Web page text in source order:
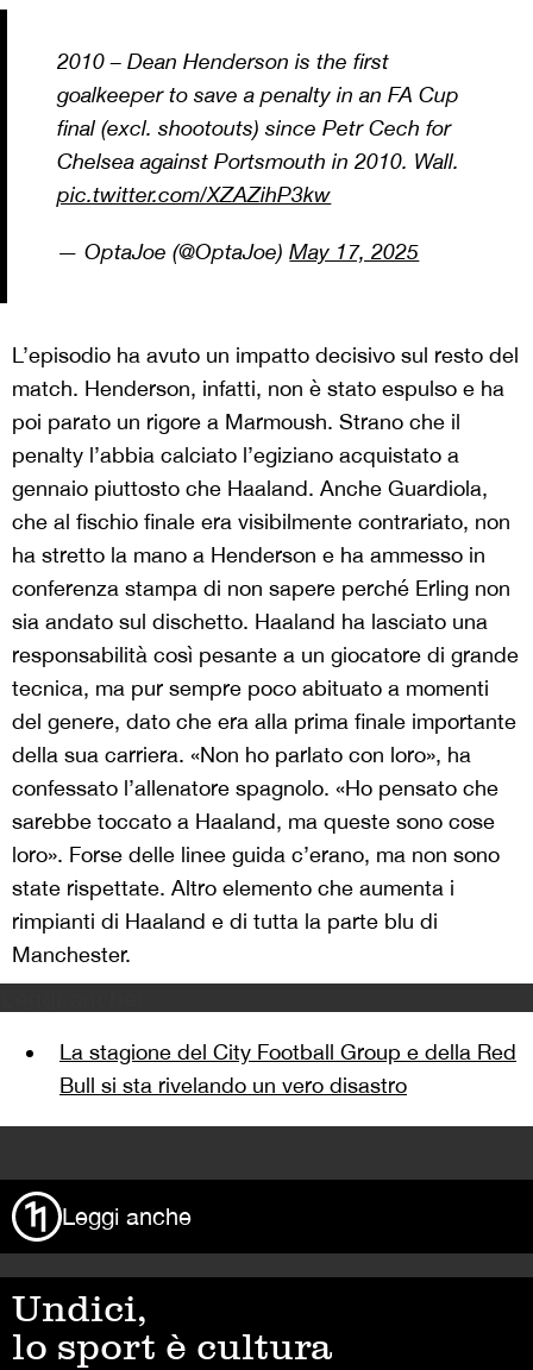
2010 – Dean Henderson is the first
goalkeeper to save a penalty in an FA Cup
final (excl. shootouts) since Petr Cech for
Chelsea against Portsmouth in 2010. Wall.
pic.twitter.com/XZAZihP3kw
— OptaJoe (@OptaJoe)May 17, 2025
L’episodio ha avuto un impatto decisivo sul resto del
match. Henderson, infatti, non è stato espulso e ha
poi parato un rigore a Marmoush. Strano che il
penalty l’abbia calciato l’egiziano acquistato a
gennaio piuttosto che Haaland. Anche Guardiola,
che al fischio finale era visibilmente contrariato, non
ha stretto la mano a Henderson e ha ammesso in
conferenza stampa di non sapere perché Erling non
sia andato sul dischetto. Haaland ha lasciato una
responsabilità così pesante a un giocatore di grande
tecnica, ma pur sempre poco abituato a momenti
del genere, dato che era alla prima finale importante
della sua carriera. «Non ho parlato con loro», ha
confessato l’allenatore spagnolo. «Ho pensato che
sarebbe toccato a Haaland, ma queste sono cose
loro». Forse delle linee guida c’erano, ma non sono
state rispettate. Altro elemento che aumenta i
rimpianti di Haaland e di tutta la parte blu di
Manchester.
La stagione del City Football Group e della Red
Bull si sta rivelando un vero disastro
Leggi anche
Undici,
lo sport è cultura